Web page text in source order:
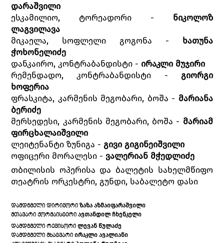
დარაშვილი
ესკამილიო, ტორეადორი - ნიკოლოზ
ლაგვილავა
მიკაელა, სოფლელი გოგონა - ხათუნა
ჭოხონელიძე
დანკაირო, კონტრაბანდისტი - ირაკლი მუჯირი
რემენდადო, კონტრაბანდისტი - გიორგი
ხოფერია
ფრასკიტა, კარმენის მეგობარი, ბოშა - მარიანა
ბერიძე
მერსედესი, კარმენის მეგობარი, ბოშა - მარიამ
ფირცხალაიშვილი
ლეიტენანტი ზუნიგა - გივი გიგინეიშვილი
ოფიცერი მორალესი - ვალერიან მჭედლიძე
თბილისის ოპერისა და ბალეტის სახელმწიფო
თეატრის ორკესტრი, გუნდი, საბალეტო დასი
ᲓᲐᲛᲓᲒᲛᲔᲚᲘ ᲓᲘᲠᲘᲟᲝᲠᲘᲖᲐᲖᲐ ᲐᲖᲛᲐᲘᲤᲐᲠᲐᲨᲕᲘᲚᲘ
ᲛᲗᲐᲕᲐᲠᲘ ᲥᲝᲠᲛᲐᲘᲡᲢᲔᲠᲘᲐᲕᲗᲐᲜᲓᲘᲚ ᲩᲮᲔᲜᲙᲔᲚᲘ
ᲓᲐᲛᲓᲒᲛᲔᲚᲘ ᲠᲔᲟᲘᲡᲝᲠᲘ ᲚᲔᲕᲐᲜ ᲬᲣᲚᲐᲫᲔ
ᲓᲐᲛᲓᲒᲛᲔᲚᲘ ᲛᲮᲐᲢᲕᲐᲠᲘᲘᲠᲐᲙᲚᲘ ᲐᲕᲐᲚᲘᲐᲜᲘ